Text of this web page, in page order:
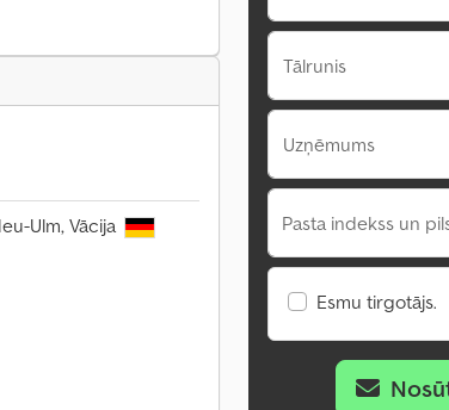
Ulm, Vācija
Tālrunis
Uzņēmums
Pasta indekss un
Esmu tirgotājs.